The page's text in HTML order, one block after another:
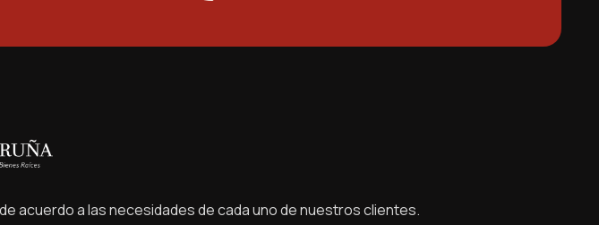
acuerdo a las necesidades de cada uno de nuestros clientes.